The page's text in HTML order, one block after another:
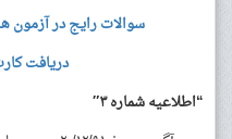
سوالات رایج در
دریافت
“اطلاعیه شماره ۳″